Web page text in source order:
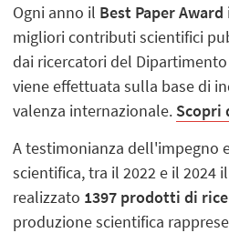
Ogni anno il Best Paper Award
migliori contributi scientifici
dai ricercatori del Dipartimento
viene effettuata sulla base di
valenza internazionale. Scopri
A testimonianza dell'impegno
scientifica, tra il 2022 e il 2024
realizzato 1397 prodotti di
produzione scientifica